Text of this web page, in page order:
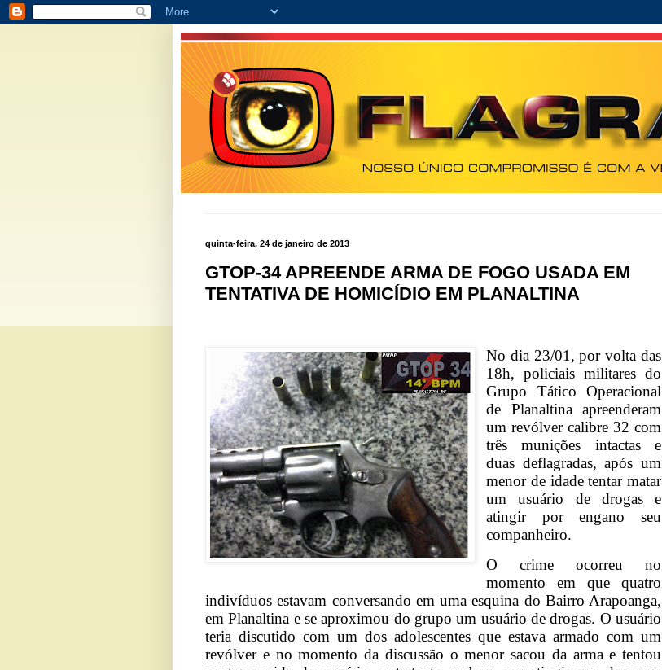
quinta-feira, 24 de janeiro de 2013
GTOP-34 APREENDE ARMA DE FOGO USADA EM
TENTATIVA DE HOMICÍDIO EM PLANALTINA
No dia 23/01, por volta das
18h, policiais militares do
Grupo Tático Operacional
de Planaltina apreenderam
um revólver calibre 32 com
três munições intactas e
duas deflagradas, após um
menor de idade tentar matar
um usuário de drogas e
atingir por engano seu
companheiro.
O crime ocorreu no
momento em que quatro
indivíduos estavam conversando em uma esquina do Bairro Arapoanga,
em Planaltina e se aproximou do grupo um usuário de drogas. O usuário
teria discutido com um dos adolescentes que estava armado com um
revólver e no momento da discussão o menor sacou da arma e tentou